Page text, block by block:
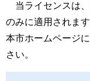
当ライセンスは、
のみに適用されま
本市ホームページ
さい。